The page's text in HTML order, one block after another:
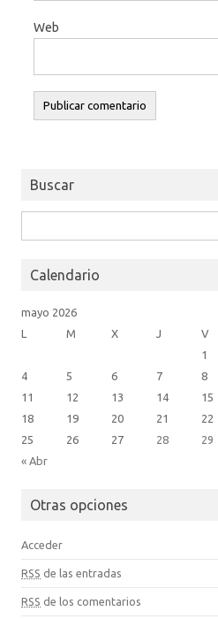
Web
Buscar
Calendario
mayo 2026
L
M X J V
« Abr
1
4
5 6 7 8
11
12 13 14 15
18
19 20 21 22
25
26 27 28 29
Otras opciones
Acceder
RSS de las entradas
RSS de los comentarios